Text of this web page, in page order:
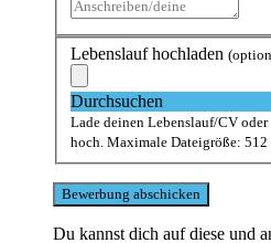
Lebenslauf hochladen
Durchsuchen
Lade deinen Lebenslauf/CV
hoch. Maximale Dateigröße:
Du kannst dich auf diese und